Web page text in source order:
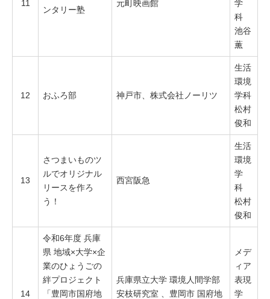
11
ンタリー塾
元町映画館
学
科
池谷
薫
12 おふろ部 神戸市、株式会社ノーリツ
生活
環境
学科
松村
俊和
13
さつまいものツ
ルでオリジナル
リースを作ろ
う！
西宮阪急
生活
環境
学
科
松村
俊和
14
令和6年度 兵庫
県 地域×大学×企
業のひょうごの
絆プロジェクト
「豊岡市国府地
兵庫県立大学 環境人間学部
安枝研究室 、豊岡市 国府地
メデ
ィア
表現
学